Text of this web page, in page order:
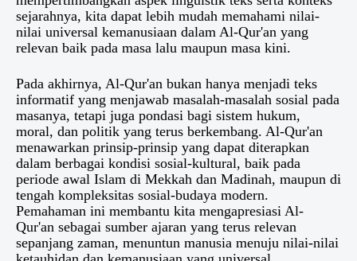
sejarahnya, kita dapat lebih mudah memahami nilai-
nilai universal kemanusiaan dalam Al-Qur'an yang
relevan baik pada masa lalu maupun masa kini.
Pada akhirnya, Al-Qur'an bukan hanya menjadi teks
informatif yang menjawab masalah-masalah sosial pada
masanya, tetapi juga pondasi bagi sistem hukum,
moral, dan politik yang terus berkembang. Al-Qur'an
menawarkan prinsip-prinsip yang dapat diterapkan
dalam berbagai kondisi sosial-kultural, baik pada
periode awal Islam di Mekkah dan Madinah, maupun di
tengah kompleksitas sosial-budaya modern.
Pemahaman ini membantu kita mengapresiasi Al-
Qur'an sebagai sumber ajaran yang terus relevan
sepanjang zaman, menuntun manusia menuju nilai-nilai